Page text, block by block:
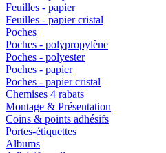
Feuilles - papier
Feuilles - papier cristal
Poches
Poches - polypropylène
Poches - polyester
Poches - papier
Poches - papier cristal
Chemises 4 rabats
Montage & Présentation
Coins & points adhésifs
Portes-étiquettes
Albums